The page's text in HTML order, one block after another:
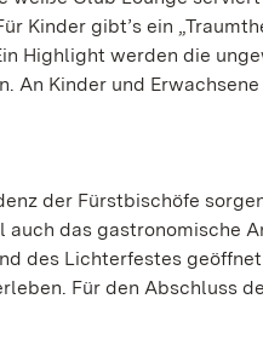
Kinder gibt’s ein
Highlight werden die
Kinder und
der Fürstbischöfe
das gastronomische
des Lichterfestes
Für den Abschluss